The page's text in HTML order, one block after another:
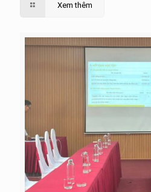
Xem thêm